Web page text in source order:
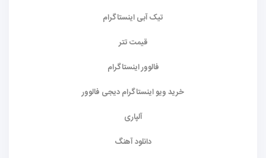
تیک آبی اینستاگرام
قیمت تتر
فالوور اینستاگرام
خرید ویو اینستاگرام دیجی فالوور
آلپاری
دانلود آهنگ